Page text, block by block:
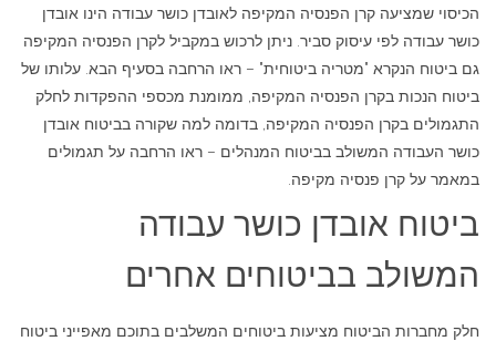
הכיסוי שמציעה קרן הפנסיה המקיפה לאובדן כושר עבודה הינו אובדן
כושר עבודה לפי עיסוק סביר. ניתן לרכוש במקביל לקרן הפנסיה המקיפה
גם ביטוח הנקרא "מטריה ביטוחית" – ראו הרחבה בסעיף הבא. עלותו של
ביטוח הנכות בקרן הפנסיה המקיפה, ממומנת מכספי ההפקדות לחלק
התגמולים בקרן הפנסיה המקיפה, בדומה למה שקורה בביטוח אובדן
כושר העבודה המשולב בביטוח המנהלים – ראו הרחבה על תגמולים
במאמר על קרן פנסיה מקיפה.
ביטוח אובדן כושר עבודה
המשולב בביטוחים אחרים
חלק מחברות הביטוח מציעות ביטוחים המשלבים בתוכם מאפייני ביטוח